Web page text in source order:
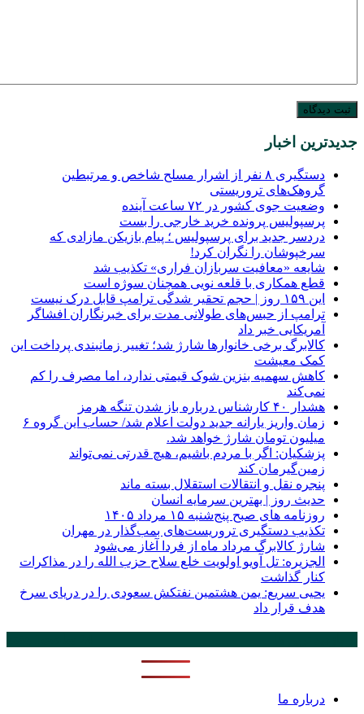
جدیدترین اخبار
دستگیری ۸ نفر از اشرار مسلح شاخص و مرتبطین
گروهک‌های تروریستی
وضعیت جوی کشور در ۷۲ ساعت آینده
پرسپولیس پرونده خرید خارجی را بست
دردسر جدید برای پرسپولیس ؛ پیام بازیکن مازادی که
سرخپوشان را نگران کرد!
شایعه «معافیت سربازان فراری» تکذیب شد
قطع همکاری با قلعه نویی همچنان سوژه است
این ۱۵۹ روز | حجم تحقیر شدگی ترامپ قابل درک نیست
ترامپ از حبس‌های طولانی مدت برای خبرنگاران افشاگر
آمریکایی خبر داد
کالابرگ برخی خانوارها شارژ شد؛ تغییر زمانبندی پرداخت این
کمک معیشت
کاهش سهمیه بنزین شوک قیمتی ندارد، اما مصرف را کم
نمی‌کند
هشدار ۴۰ کارشناس درباره باز شدن تنگه هرمز
زمان واریز یارانه جدید دولت اعلام شد/ حساب این گروه ۶
میلیون تومان شارژ خواهد شد.
پزشکیان: اگر با مردم باشیم، هیچ قدرتی نمی‌تواند
زمین‌گیرمان کند
پنجره‌ نقل و انتقالات استقلال بسته ماند
حدیث روز | بهترین سرمایه انسان
روزنامه‌ های صبح پنج‌شنبه ۱۵ مرداد ۱۴۰۵
تکذیب دستگیری تروریست‌های بمب‌گذار در مهران
شارژ کالابرگ مرداد ماه از فردا آغاز می‌شود
الجزیره: تل آویو اولویت خلع سلاح حزب الله را در مذاکرات
کنار گذاشت
یحیی سریع: یمن هشتمین نفتکش سعودی را در دریای سرخ
هدف قرار داد
درباره ما